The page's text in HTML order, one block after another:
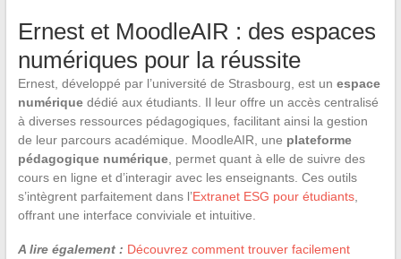
Ernest et MoodleAIR : des espaces
numériques pour la réussite
Ernest, développé par l’université de Strasbourg, est un espace
numériquedédié aux étudiants. Il leur offre un accès centralisé
à diverses ressources pédagogiques, facilitant ainsi la gestion
de leur parcours académique. MoodleAIR, une plateforme
pédagogique numérique, permet quant à elle de suivre des
cours en ligne et d’interagir avec les enseignants. Ces outils
s’intègrent parfaitement dans l’Extranet ESG pour étudiants,
offrant une interface conviviale et intuitive.
A lire également : Découvrez comment trouver facilement